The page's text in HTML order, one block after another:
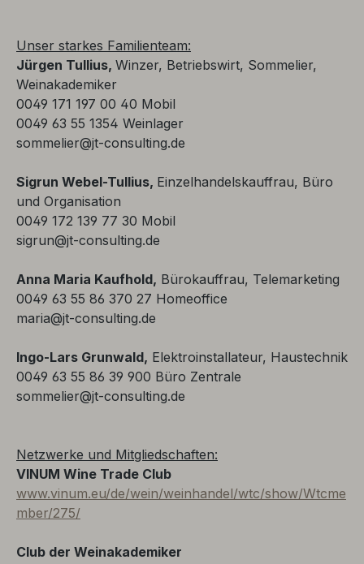
Unser starkes Familienteam:
Jürgen Tullius, Winzer, Betriebswirt, Sommelier,
Weinakademiker
0049 171 197 00 40 Mobil
0049 63 55 1354 Weinlager
sommelier@jt-consulting.de
Sigrun Webel-Tullius, Einzelhandelskauffrau, Büro
und Organisation
0049 172 139 77 30 Mobil
sigrun@jt-consulting.de
Anna Maria Kaufhold, Bürokauffrau, Telemarketing
0049 63 55 86 370 27 Homeoffice
maria@jt-consulting.de
Ingo-Lars Grunwald, Elektroinstallateur, Haustechnik
0049 63 55 86 39 900 Büro Zentrale
sommelier@jt-consulting.de
Netzwerke und Mitgliedschaften:
VINUM Wine Trade Club
www.vinum.eu/de/wein/weinhandel/wtc/show/Wtcme
mber/275/
Club der Weinakademiker